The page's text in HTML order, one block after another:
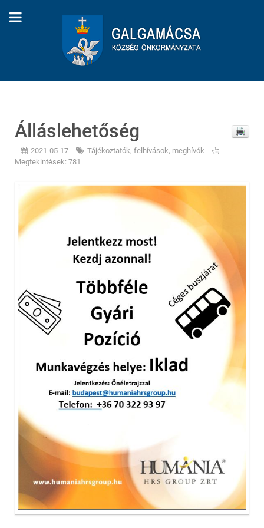
Álláslehetőség
2021-05-17
Tájékoztatók, felhívások, meghívók
Megtekintések: 781